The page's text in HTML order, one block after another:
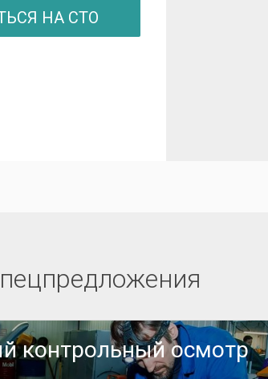
НА СТО
контрольный осмотр